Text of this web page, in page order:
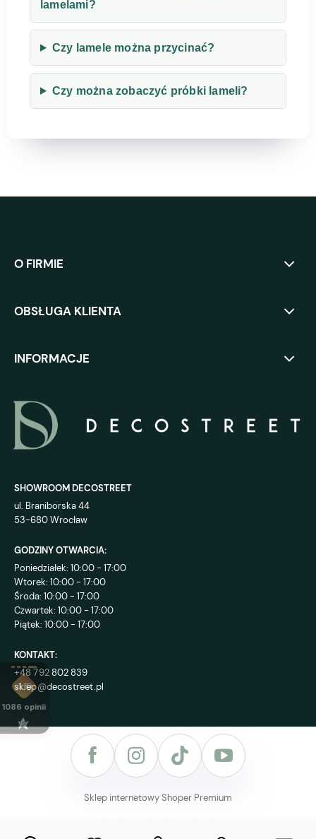
lamelami?
Czy lamele można przycinać?
Czy można zobaczyć próbki lameli?
O FIRMIE
OBSŁUGA KLIENTA
INFORMACJE
SHOWROOM DECOSTREET
ul. Braniborska 44
53-680 Wrocław
GODZINY OTWARCIA:
Poniedziałek: 10:00 - 17:00
Wtorek: 10:00 - 17:00
Środa: 10:00 - 17:00
Czwartek: 10:00 - 17:00
Piątek: 10:00 - 17:00
KONTAKT:
+48 792 802 839
sklep@decostreet.pl
4.9
1086 opinii
Sklep internetowy Shoper Premium